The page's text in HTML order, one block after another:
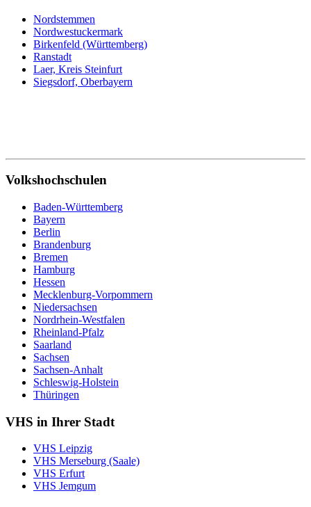
Nordstemmen
Nordwestuckermark
Birkenfeld (Württemberg)
Ranstadt
Laer, Kreis Steinfurt
Siegsdorf, Oberbayern
Volkshochschulen
Baden-Württemberg
Bayern
Berlin
Brandenburg
Bremen
Hamburg
Hessen
Mecklenburg-Vorpommern
Niedersachsen
Nordrhein-Westfalen
Rheinland-Pfalz
Saarland
Sachsen
Sachsen-Anhalt
Schleswig-Holstein
Thüringen
VHS in Ihrer Stadt
VHS Leipzig
VHS Merseburg (Saale)
VHS Erfurt
VHS Jemgum